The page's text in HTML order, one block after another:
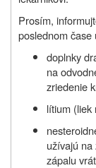
Prosím,
poslednom čase
doplnky
na
zriedenie
lítium (liek
užívajú
zápalu